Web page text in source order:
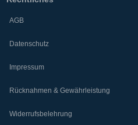
AGB
Datenschutz
Impressum
Rücknahmen & Gewährleistung
Widerrufsbelehrung